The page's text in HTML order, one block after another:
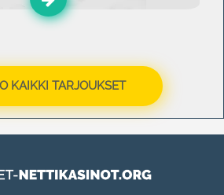
KAIKKI TARJOUKSET